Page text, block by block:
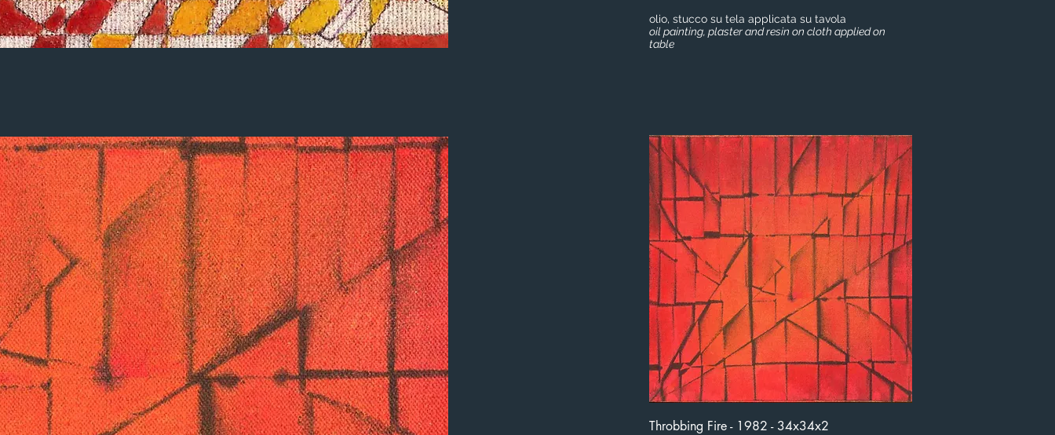
olio, stucco su tela applicata su tavola
oil painting, plaster and resin on cloth applied on
table
Throbbing Fire - 1982 - 34x34x2